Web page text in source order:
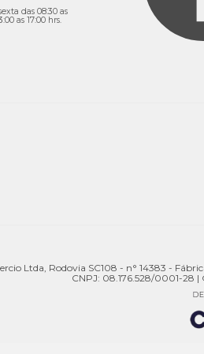
das 08:30 as
as 17:00 hrs.
Ltda, Rodovia SC108 - n° 14383 -
CNPJ: 08.176.528/0001-28 |